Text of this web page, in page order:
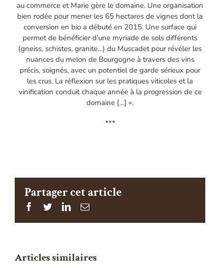
au commerce et Marie gère le domaine. Une organisation
bien rodée pour mener les 65 hectares de vignes dont la
conversion en bio a débuté en 2015. Une surface qui
permet de bénéficier d’une myriade de sols différents
(gneiss, schistes, granite…) du Muscadet pour révéler les
nuances du melon de Bourgogne à travers des vins
précis, soignés, avec un potentiel de garde sérieux pour
les crus. La réflexion sur les pratiques viticoles et la
vinification conduit chaque année à la progression de ce
domaine […] ».
***
Partager cet article
Facebook
TwitterLinkedinEmail
Articles similaires